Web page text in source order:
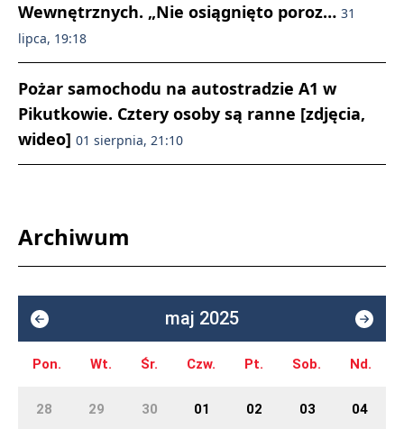
Wewnętrznych. „Nie osiągnięto poroz… 31
lipca, 19:18
Pożar samochodu na autostradzie A1 w
Pikutkowie. Cztery osoby są ranne [zdjęcia,
wideo] 01 sierpnia, 21:10
Archiwum
maj 2025
Pon. Wt. Śr. Czw. Pt. Sob. Nd.
28 29 30 01 02 03 04